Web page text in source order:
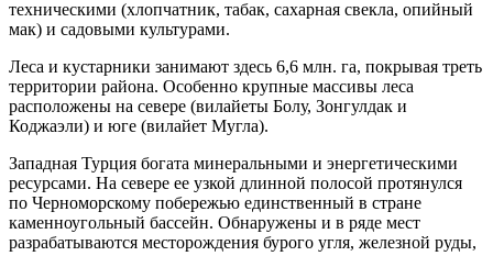
техническими (хлоп­чатник, табак, сахарная свекла, опийный
мак) и садовыми культурами.
Леса и кустарники занимают здесь 6,6 млн. га, покрывая треть
территории района. Особенно крупные массивы леса
расположены на севере (вилайеты Болу, Зонгулдак и
Коджаэли) и юге (вилайет Мугла).
Западная Турция богата минеральными и энергетическими
ресурсами. На севере ее узкой длинной полосой протянулся
по Черноморскому побережью единствен­ный в стране
каменноугольный бассейн. Обнаружены и в ряде мест
разрабатыва­ются месторождения бурого угля, желез­ной руды,